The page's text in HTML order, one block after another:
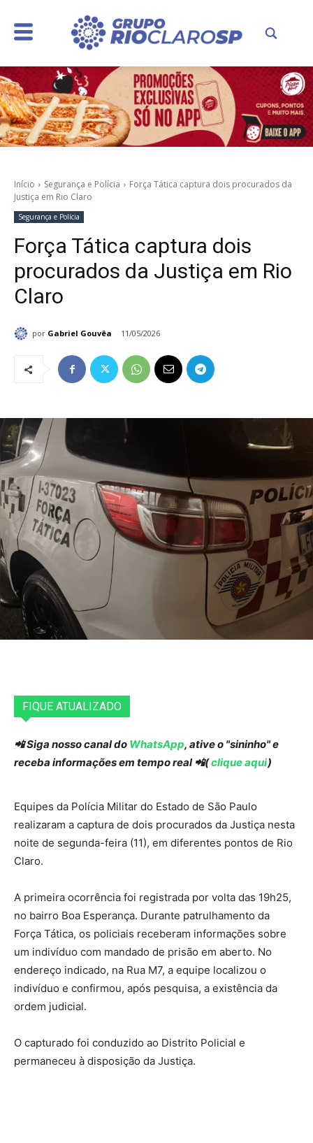
Início Segurança e Polícia
Força Tática captura dois procurados da
Justiça em Rio Claro
Segurança e Polícia
Força Tática captura dois
procurados da Justiça em Rio
Claro
por Gabriel Gouvêa 11/05/2026
FIQUE ATUALIZADO
📲 Siga nosso canal do WhatsApp, ative o "sininho" e
receba informações em tempo real 📲(clique aqui)
Equipes da Polícia Militar do Estado de São Paulo
realizaram a captura de dois procurados da Justiça nesta
noite de segunda-feira (11), em diferentes pontos de Rio
Claro.
A primeira ocorrência foi registrada por volta das 19h25,
no bairro Boa Esperança. Durante patrulhamento da
Força Tática, os policiais receberam informações sobre
um indivíduo com mandado de prisão em aberto. No
endereço indicado, na Rua M7, a equipe localizou o
indivíduo e confirmou, após pesquisa, a existência da
ordem judicial.
O capturado foi conduzido ao Distrito Policial e
permaneceu à disposição da Justiça.